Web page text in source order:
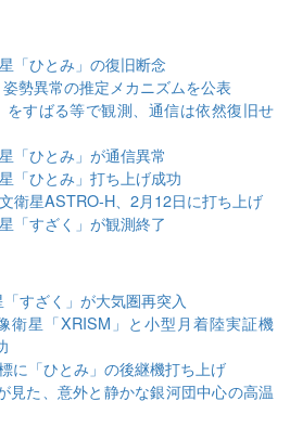
「ひとみ」の復旧断念
姿勢異常の推定メカニズムを公表
をすばる等で観測、通信は依然復旧せ
「ひとみ」が通信異常
「ひとみ」打ち上げ成功
衛星ASTRO-H、2月12日に打ち上げ
「すざく」が観測終了
すざく」が大気圏再突入
衛星「XRISM」と小型月着陸実証機
に「ひとみ」の後継機打ち上げ
見た、意外と静かな銀河団中心の高温